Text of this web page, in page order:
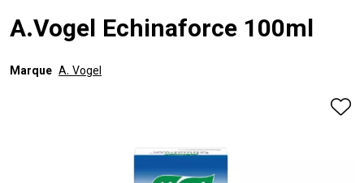
A.Vogel Echinaforce 100ml
Marque A. Vogel